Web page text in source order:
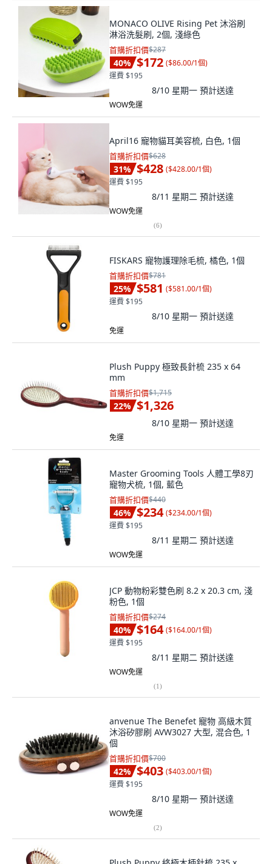
MONACO OLIVE Rising Pet 沐浴刷
淋浴洗髮刷, 2個, 淺綠色
首購折扣價$287
40% $172 ($86.00/1個)
運費 $195
8/10 星期一 預計送達
WOW免運
April16 寵物貓耳美容梳, 白色, 1個
首購折扣價$628
31% $428 ($428.00/1個)
運費 $195
8/11 星期二 預計送達
WOW免運
(6)
FISKARS 寵物護理除毛梳, 橘色, 1個
首購折扣價$781
25% $581 ($581.00/1個)
運費 $195
8/10 星期一 預計送達
免運
Plush Puppy 極致長針梳 235 x 64
mm
首購折扣價$1,715
22% $1,326
8/10 星期一 預計送達
免運
Master Grooming Tools 人體工學8刃
寵物犬梳, 1個, 藍色
首購折扣價$440
46% $234 ($234.00/1個)
運費 $195
8/11 星期二 預計送達
WOW免運
JCP 動物粉彩雙色刷 8.2 x 20.3 cm, 淺
粉色, 1個
首購折扣價$274
40% $164 ($164.00/1個)
運費 $195
8/11 星期二 預計送達
WOW免運
(1)
anvenue The Benefet 寵物 高級木質
沐浴矽膠刷 AVW3027 大型, 混合色, 1
個
首購折扣價$700
42% $403 ($403.00/1個)
運費 $195
8/10 星期一 預計送達
WOW免運
(2)